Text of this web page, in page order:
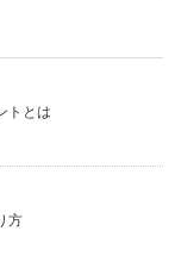
トとは
方